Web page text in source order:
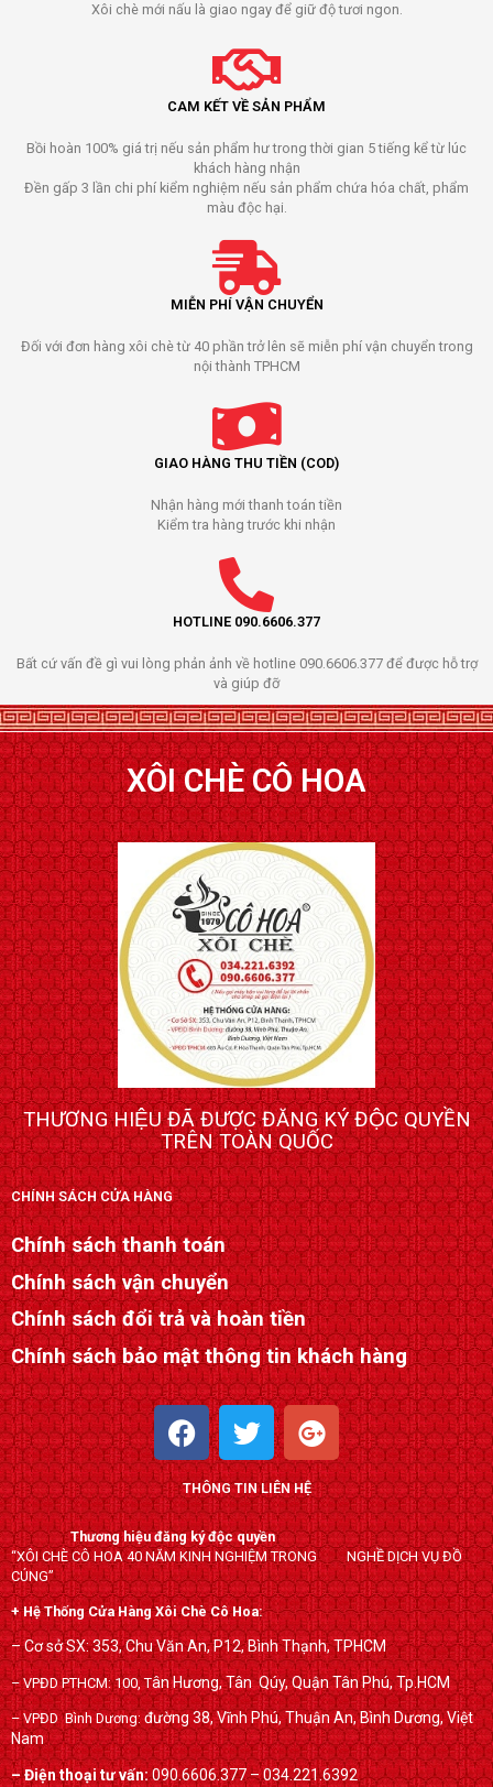
Xôi chè mới nấu là giao ngay để giữ độ tươi ngon.
CAM KẾT VỀ SẢN PHẨM
Bồi hoàn 100% giá trị nếu sản phẩm hư trong thời gian 5 tiếng kể từ lúc
khách hàng nhận
Đền gấp 3 lần chi phí kiểm nghiệm nếu sản phẩm chứa hóa chất, phẩm
màu độc hại.
MIỄN PHÍ VẬN CHUYỂN
Đối với đơn hàng xôi chè từ 40 phần trở lên sẽ miễn phí vận chuyển trong
nội thành TPHCM
GIAO HÀNG THU TIỀN (COD)
Nhận hàng mới thanh toán tiền
Kiểm tra hàng trước khi nhận
HOTLINE 090.6606.377
Bất cứ vấn đề gì vui lòng phản ảnh về hotline 090.6606.377 để được hỗ trợ
và giúp đỡ
XÔI CHÈ CÔ HOA
THƯƠNG HIỆU ĐÃ ĐƯỢC ĐĂNG KÝ ĐỘC QUYỀN
TRÊN TOÀN QUỐC
CHÍNH SÁCH CỬA HÀNG
Chính sách thanh toán
Chính sách vận chuyển
Chính sách đổi trả và hoàn tiền
Chính sách bảo mật thông tin khách hàng
F
a
c
e
b
o
o
k
T
w
i
t
t
e
r
G
o
o
g
l
e
-
p
l
u
s
THÔNG TIN LIÊN HỆ
Thương hiệu đăng ký độc quyền
“XÔI CHÈ CÔ HOA 40 NĂM KINH NGHIỆM TRONG NGHỀ DỊCH VỤ ĐỒ
CÚNG”
+ Hệ Thống Cửa Hàng Xôi Chè Cô Hoa:
– Cơ sở SX: 353, Chu Văn An, P12, Bình Thạnh, TPHCM
– VPĐD PTHCM: 100, Tân Hương, Tân Qúy,Quận Tân Phú, Tp.HCM
– VPĐD Bình Dương:đường 38, Vĩnh Phú, Thuận An, Bình Dương, Việt
Nam
– Điện thoại tư vấn:090.6606.377 – 034.221.6392